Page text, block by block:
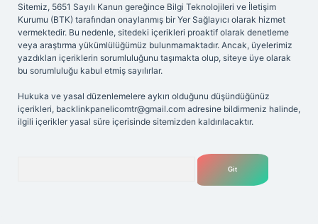
Sitemiz, 5651 Sayılı Kanun gereğince Bilgi Teknolojileri ve İletişim
Kurumu (BTK) tarafından onaylanmış bir Yer Sağlayıcı olarak hizmet
vermektedir. Bu nedenle, sitedeki içerikleri proaktif olarak denetleme
veya araştırma yükümlülüğümüz bulunmamaktadır. Ancak, üyelerimiz
yazdıkları içeriklerin sorumluluğunu taşımakta olup, siteye üye olarak
bu sorumluluğu kabul etmiş sayılırlar.
Hukuka ve yasal düzenlemelere aykırı olduğunu düşündüğünüz
içerikleri, backlinkpanelicomtr@gmail.com adresine bildirmeniz halinde,
ilgili içerikler yasal süre içerisinde sitemizden kaldırılacaktır.